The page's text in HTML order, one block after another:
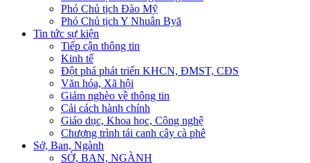
Phó Chủ tịch Đào Mỹ
Phó Chủ tịch Y Nhuân Byă
Tin tức sự kiện
Tiếp cận thông tin
Kinh tế
Đột phá phát triển KHCN, ĐMST, CĐS
Văn hóa, Xã hội
Giảm nghèo về thông tin
Cải cách hành chính
Giáo dục, Khoa học, Công nghệ
Chương trình tái canh cây cà phê
Sở, Ban, Ngành
SỞ, BAN, NGÀNH